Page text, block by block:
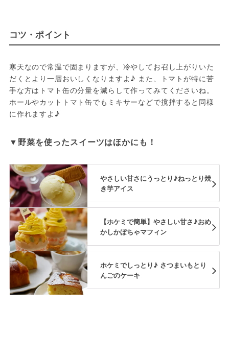
コツ・ポイント
寒天なので常温で固まりますが、冷やしてお召し上がりいた
だくとより一層おいしくなりますよ♪ また、トマトが特に苦
手な方はトマト缶の分量を減らして作ってみてくださいね。
ホールやカットトマト缶でもミキサーなどで撹拌すると同様
に作れますよ♪
▼野菜を使ったスイーツはほかにも！
やさしい甘さにうっとり♪ねっとり焼
き芋アイス
【ホケミで簡単】やさしい甘さ♪おめ
かしかぼちゃマフィン
ホケミでしっとり♪ さつまいもとり
んごのケーキ